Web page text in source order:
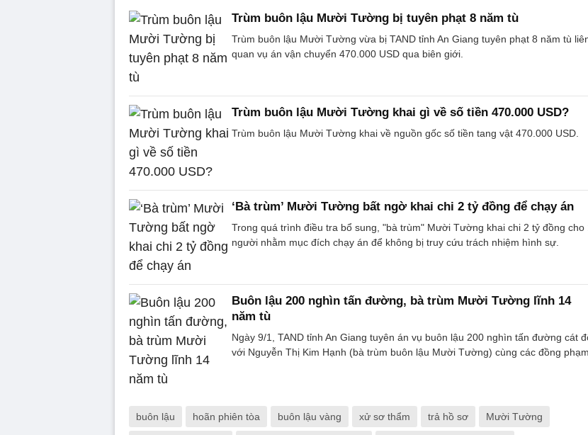
Trùm buôn lậu Mười Tường bị tuyên phạt 8 năm tù
Trùm buôn lậu Mười Tường vừa bị TAND tỉnh An Giang tuyên phạt 8 năm tù
quan vụ án vận chuyển 470.000 USD qua biên giới.
Trùm buôn lậu Mười Tường khai gì về số tiền 470.000 USD?
Trùm buôn lậu Mười Tường khai về nguồn gốc số tiền tang vật 470.000 USD.
‘Bà trùm’ Mười Tường bất ngờ khai chi 2 tỷ đồng để chạy án
Trong quá trình điều tra bổ sung, "bà trùm" Mười Tường khai chi 2 tỷ đồng cho
người nhằm mục đích chạy án để không bị truy cứu trách nhiệm hình sự.
Buôn lậu 200 nghìn tấn đường, bà trùm Mười Tường lĩnh 14
năm tù
Ngày 9/1, TAND tỉnh An Giang tuyên án vụ buôn lậu 200 nghìn tấn đường cát
với Nguyễn Thị Kim Hạnh (bà trùm buôn lậu Mười Tường) cùng các đồng phạm.
buôn lậu hoãn phiên tòa buôn lậu vàng xử sơ thẩm trả hồ sơ Mười Tường